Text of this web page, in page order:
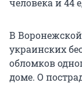
В
украинских
обломков
доме. О